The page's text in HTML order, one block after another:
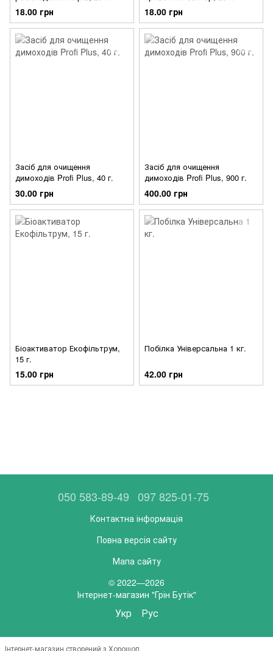
18.00 грн 18.00 грн
Засіб для очищення
димоходів Profi Plus, 40 г.
30.00 грн
Засіб для очищення
димоходів Profi Plus, 900 г.
400.00 грн
Біоактиватор Екофільтрум,
15 г.
15.00 грн
Побілка Універсальна 1 кг.
42.00 грн
050 583-89-49 097 825-01-75
Контактна інформація
Повна версія сайту
Мапа сайту
© 2022—2026
Інтернет-магазин "Грін Бутік"
Укр Рус
Інтернет-магазин створений з Хорошоп